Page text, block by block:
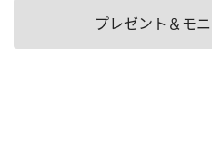
プレゼント＆モ